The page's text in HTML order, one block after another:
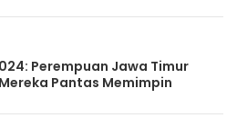
Perempuan Jawa Timur
Pantas Memimpin